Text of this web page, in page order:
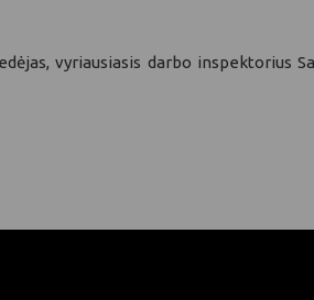
vyriausiasis darbo inspektorius